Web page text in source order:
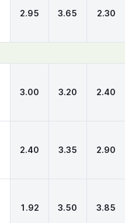
2.95 3.65 2.30
3.00 3.20 2.40
2.40 3.35 2.90
1.92 3.50 3.85